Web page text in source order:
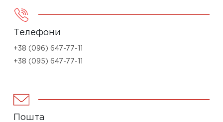
Телефони
+38 (096) 647-77-11
+38 (095) 647-77-11
Пошта